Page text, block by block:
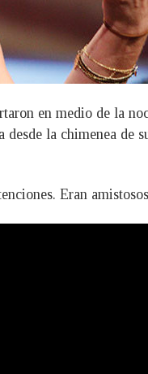
en medio de la
la chimenea de
Eran